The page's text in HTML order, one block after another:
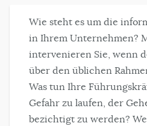
Wie steht es um die
in Ihrem Unternehmen?
intervenieren Sie, wenn
über den üblichen
Was tun Ihre
Gefahr zu laufen, der
bezichtigt zu werden?